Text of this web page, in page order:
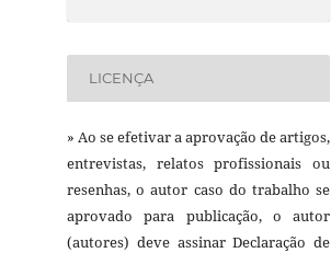
LICENÇA
» Ao se efetivar a aprovação de artigos,
entrevistas, relatos profissionais ou
resenhas, o autor caso do trabalho se
aprovado para publicação, o autor
(autores) deve assinar Declaração de